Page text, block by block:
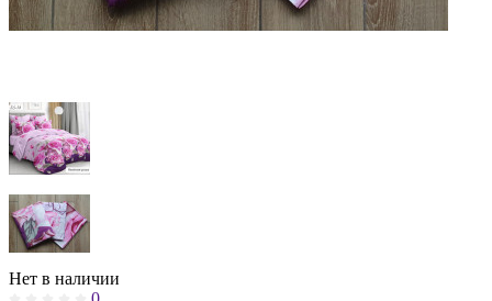
Нет в наличии